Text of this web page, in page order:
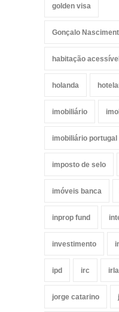
golden visa
Gonçalo
habitação acessível
holanda
imobiliário
imobiliário portugal
imposto de selo
imóveis banca
inprop fund
investimento
ipd irc
jorge catarino